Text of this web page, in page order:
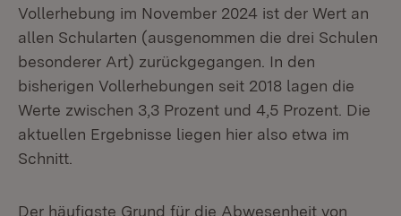
Vollerhebung im November 2024 ist der Wert an
allen Schularten (ausgenommen die drei Schulen
besonderer Art) zurückgegangen. In den
bisherigen Vollerhebungen seit 2018 lagen die
Werte zwischen 3,3 Prozent und 4,5 Prozent. Die
aktuellen Ergebnisse liegen hier also etwa im
Schnitt.
Der häufigste Grund für die Abwesenheit von